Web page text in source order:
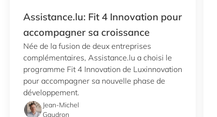
Assistance.lu: Fit 4 Innovation pour
accompagner sa croissance
Née de la fusion de deux entreprises
complémentaires, Assistance.lu a choisi le
programme Fit 4 Innovation de Luxinnovation
pour accompagner sa nouvelle phase de
développement.
Jean-Michel
Gaudron